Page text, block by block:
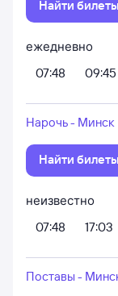
Найти билеты
ежедневно
07:48
09:45
Нарочь - Минск
Найти билеты
неизвестно
07:48
17:03
Поставы -